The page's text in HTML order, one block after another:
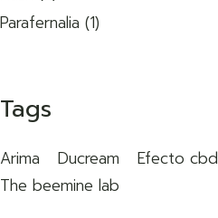
Parafernalia 11
producto
Tags
Arima Ducream Efecto cbd
The beemine lab